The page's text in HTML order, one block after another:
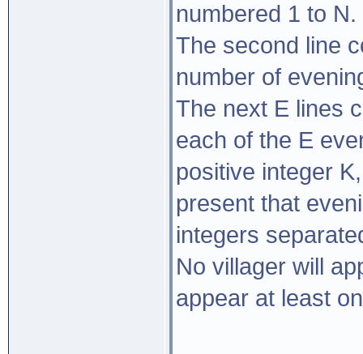
numbered 1 to
The second line
number of
The next E lines
each of the E
positive integer
present that
integers
No villager will
appear at least